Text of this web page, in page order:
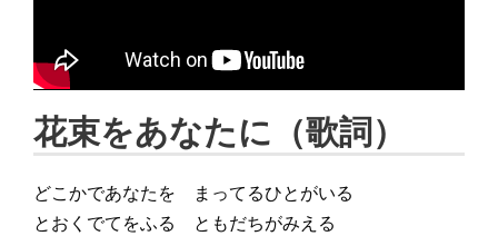
花束をあなたに（歌詞）
どこかであなたを まってるひとがいる
とおくでてをふる ともだちがみえる